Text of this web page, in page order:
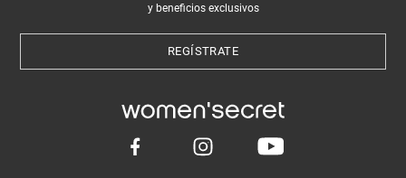
y beneficios exclusivos
REGÍSTRATE